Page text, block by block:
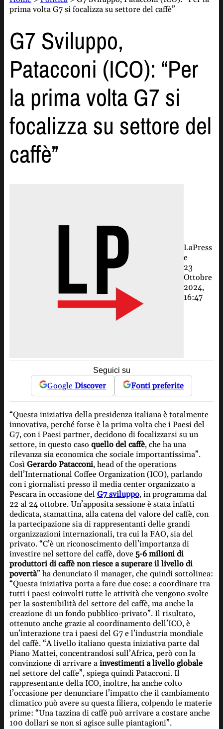
prima volta G7 si focalizza su settore del caffè”
G7 Sviluppo,
Patacconi (ICO): “Per
la prima volta G7 si
focalizza su settore del
caffè”
LaPress
e
23
Ottobre
2024,
16:47
Seguici su
Google Discover Fonti preferite
“Questa iniziativa della presidenza italiana è totalmente
innovativa, perché forse è la prima volta che i Paesi del
G7, con i Paesi partner, decidono di focalizzarsi su un
settore, in questo caso quello del caffè, che ha una
rilevanza sia economica che sociale importantissima”.
CosìGerardo Patacconi, head of the operations
dell’International Coffee Organization (ICO), parlando
con i giornalisti presso il media center organizzato a
Pescara in occasione del G7 sviluppo, in programma dal
22 al 24 ottobre. Un’apposita sessione è stata infatti
dedicata, stamattina, alla catena del valore del caffè, con
la partecipazione sia di rappresentanti delle grandi
organizzazioni internazionali, tra cui la FAO, sia del
privato. “C’è un riconoscimento dell’importanza di
investire nel settore del caffè, dove 5-6 milioni di
produttori di caffè non riesce a superare il livello di
povertà” ha denunciato il manager, che quindi sottolinea:
“Questa iniziativa porta a fare due cose: a coordinare tra
tutti i paesi coinvolti tutte le attività che vengono svolte
per la sostenibilità del settore del caffè, ma anche la
creazione di un fondo pubblico-privato”. Il risultato,
ottenuto anche grazie al coordinamento dell’ICO, è
un’interazione tra i paesi del G7 e l’industria mondiale
del caffè. “A livello italiano questa iniziativa parte dal
Piano Mattei, concentrandosi sull’Africa, però con la
convinzione di arrivare ainvestimenti a livello globale
nel settore del caffe”, spiega quindi Patacconi. Il
rappresentante della ICO, inoltre, ha anche colto
l’occasione per denunciare l’impatto che il cambiamento
climatico può avere su questa filiera, colpendo le materie
prime: “Una tazzina di caffè può arrivare a costare anche
100 dollari se non si agisce sulle piantagioni”.